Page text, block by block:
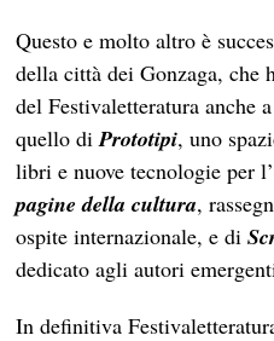
Questo e molto altro è
della città dei Gonzaga, che
del Festivaletteratura anche a
quello diPrototipi, uno
libri e nuove tecnologie per
pagine della cultura,
ospite internazionale, e di
dedicato agli autori
In definitiva